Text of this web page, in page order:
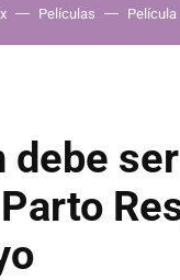
Películas Película
debe